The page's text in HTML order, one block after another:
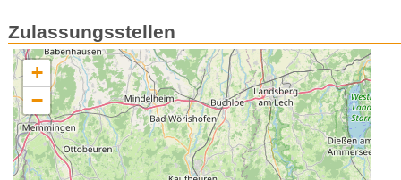
Zulassungsstellen
+
−